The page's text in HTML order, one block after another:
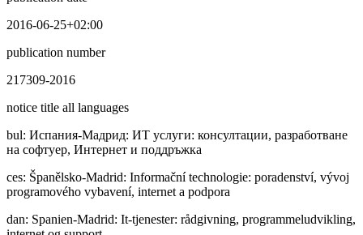
2016-06-25+02:00
publication number
217309-2016
notice title all languages
bul: Иcпaния-Мадрид: ИТ услуги: консултации, разработване
на софтуер, Интернет и поддръжка
ces: Španělsko-Madrid: Informační technologie: poradenství, vývoj
programového vybavení, internet a podpora
dan: Spanien-Madrid: It-tjenester: rådgivning, programmeludvikling,